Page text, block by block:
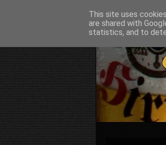
This site uses
are shared with
statistics, and to